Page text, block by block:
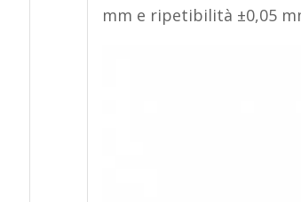
mm e ripetibilità ±0,05